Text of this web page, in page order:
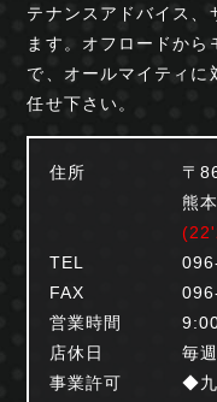
テナンスアドバイス、
ます。オフロードから
で、オールマイティに
任せ下さい。
住所
〒
熊
TEL
FAX
営業時間
店休日
毎
事業許可
◆九